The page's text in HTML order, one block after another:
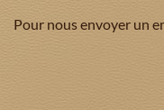
Pour nous envoyer un